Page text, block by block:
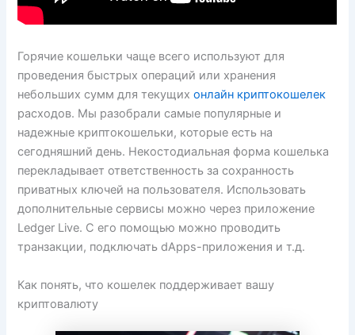
Горячие кошельки чаще всего используют для
проведения быстрых операций или хранения
небольших сумм для текущихонлайн криптокошелек
расходов. Мы разобрали самые популярные и
надежные криптокошельки, которые есть на
сегодняшний день. Некостодиальная форма кошелька
перекладывает ответственность за сохранность
приватных ключей на пользователя. Использовать
дополнительные сервисы можно через приложение
Ledger Live. С его помощью можно проводить
транзакции, подключать dApps-приложения и т.д.
Как понять, что кошелек поддерживает вашу
криптовалюту